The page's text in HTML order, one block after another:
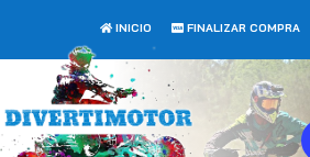
INICIO FINALIZAR COMPRA